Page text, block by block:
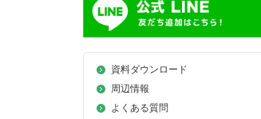
資料ダウンロード
周辺情報
よくある質問